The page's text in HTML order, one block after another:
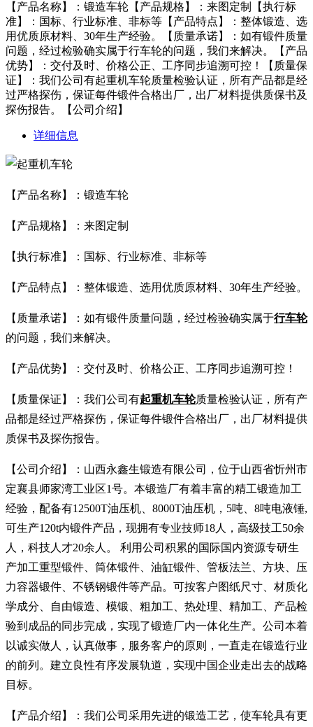
【产品名称】：锻造车轮【产品规格】：来图定制【执行标
准】：国标、行业标准、非标等【产品特点】：整体锻造、选
用优质原材料、30年生产经验。【质量承诺】：如有锻件质量
问题，经过检验确实属于行车轮的问题，我们来解决。【产品
优势】：交付及时、价格公正、工序同步追溯可控！【质量保
证】：我们公司有起重机车轮质量检验认证，所有产品都是经
过严格探伤，保证每件锻件合格出厂，出厂材料提供质保书及
探伤报告。【公司介绍】
详细信息
【产品名称】：锻造车轮
【产品规格】：来图定制
【执行标准】：国标、行业标准、非标等
【产品特点】：整体锻造、选用优质原材料、30年生产经验。
【质量承诺】：如有锻件质量问题，经过检验确实属于行车轮
的问题，我们来解决。
【产品优势】：交付及时、价格公正、工序同步追溯可控！
【质量保证】：我们公司有起重机车轮质量检验认证，所有产
品都是经过严格探伤，保证每件锻件合格出厂，出厂材料提供
质保书及探伤报告。
【公司介绍】：山西永鑫生锻造有限公司，位于山西省忻州市
定襄县师家湾工业区1号。本锻造厂有着丰富的精工锻造加工
经验，配备有12500T油压机、8000T油压机，5吨、8吨电液锤,
可生产120t内锻件产品，现拥有专业技师18人，高级技工50余
人，科技人才20余人。 利用公司积累的国际国内资源专研生
产加工重型锻件、筒体锻件、油缸锻件、管板法兰、方块、压
力容器锻件、不锈钢锻件等产品。可按客户图纸尺寸、材质化
学成分、自由锻造、模锻、粗加工、热处理、精加工、产品检
验到成品的同步完成，实现了锻造厂内一体化生产。公司本着
以诚实做人，认真做事，服务客户的原则，一直走在锻造行业
的前列。建立良性有序发展轨道，实现中国企业走出去的战略
目标。
【产品介绍】：我们公司采用先进的锻造工艺，使车轮具有更